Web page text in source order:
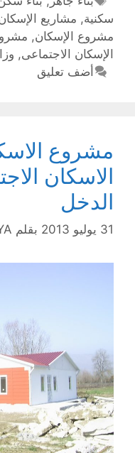
سكنية, مشاريع الإسكان
مشروع الإسكان,
الإسكان الاجتماعى ,
أضف تعليق
مشروع
الاسكان
الدخل
31 يوليو 2013 بقلم